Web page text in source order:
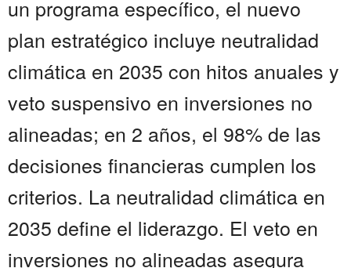
un programa específico, el nuevo
plan estratégico incluye neutralidad
climática en 2035 con hitos anuales y
veto suspensivo en inversiones no
alineadas; en 2 años, el 98% de las
decisiones financieras cumplen los
criterios. La neutralidad climática en
2035 define el liderazgo. El veto en
inversiones no alineadas asegura